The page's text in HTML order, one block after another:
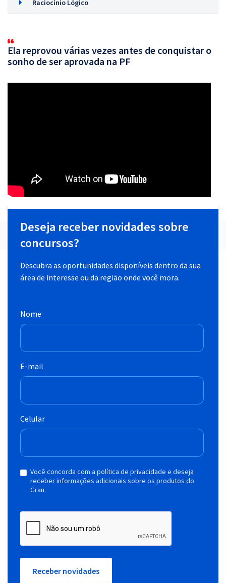
Raciocínio Lógico
Ela reprovou várias vezes antes de conquistar o
sonho de ser aprovada na PF
Deseja receber novidades sobre
concursos?
Descubra as oportunidades disponíveis dentro da sua
área de interesse ou da região onde você mora.
Nome
E-mail
Celular
Você concorda com a política de privacidade e deseja
receber informações adicionais sobre os produtos do
Gran.
Receber novidades